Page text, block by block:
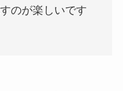
のが楽しいです